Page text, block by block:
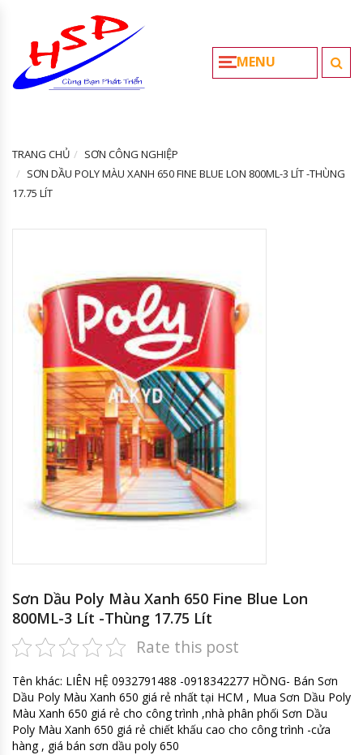
MENU
TRANG CHỦ
SƠN CÔNG NGHIỆP
SƠN DẦU POLY MÀU XANH 650 FINE BLUE LON 800ML-3 LÍT -THÙNG
17.75 LÍT
Sơn Dầu Poly Màu Xanh 650 Fine Blue Lon
800ML-3 Lít -Thùng 17.75 Lít
Rate this post
Tên khác: LIÊN HỆ 0932791488 -0918342277 HỒNG- Bán Sơn
Dầu Poly Màu Xanh 650 giá rẻ nhất tại HCM , Mua Sơn Dầu Poly
Màu Xanh 650 giá rẻ cho công trình ,nhà phân phối Sơn Dầu
Poly Màu Xanh 650 giá rẻ chiết khấu cao cho công trình -cửa
hàng , giá bán sơn dầu poly 650